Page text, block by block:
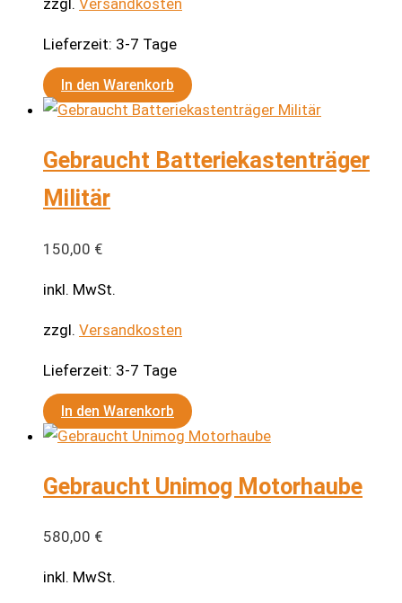
werden
zzgl. Versandkosten
Lieferzeit: 3-7 Tage
In den Warenkorb
Gebraucht Batteriekastenträger
Militär
150,00 €
inkl. MwSt.
zzgl. Versandkosten
Lieferzeit: 3-7 Tage
In den Warenkorb
Gebraucht Unimog Motorhaube
580,00 €
inkl. MwSt.